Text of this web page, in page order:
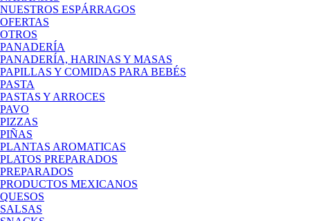
NUESTROS ESPÁRRAGOS
OFERTAS
OTROS
PANADERÍA
PANADERÍA, HARINAS Y MASAS
PAPILLAS Y COMIDAS PARA BEBÉS
PASTA
PASTAS Y ARROCES
PAVO
PIZZAS
PIÑAS
PLANTAS AROMATICAS
PLATOS PREPARADOS
PREPARADOS
PRODUCTOS MEXICANOS
QUESOS
SALSAS